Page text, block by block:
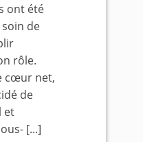
ont été
de
rôle.
cœur net,
de
et
[...]